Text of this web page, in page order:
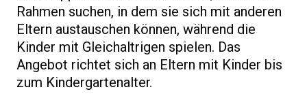
Rahmen suchen, in dem sie sich mit anderen
Eltern austauschen können, während die
Kinder mit Gleichaltrigen spielen. Das
Angebot richtet sich an Eltern mit Kinder bis
zum Kindergartenalter.